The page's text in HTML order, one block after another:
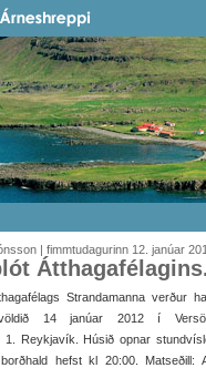
| fimmtudagurinn 12. janúar
Strandamanna verður
14 janúar 2012 í
1. Reykjavík. Húsið opnar
hefst kl 20:00. Matseðill: